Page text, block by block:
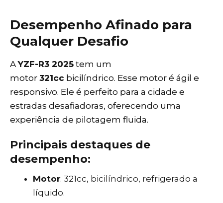
Desempenho Afinado para
Qualquer Desafio
AYZF-R3 2025 tem um
motor 321cc bicilíndrico. Esse motor é ágil e
responsivo. Ele é perfeito para a cidade e
estradas desafiadoras, oferecendo uma
experiência de pilotagem fluida.
Principais destaques de
desempenho:
Motor: 321cc, bicilíndrico, refrigerado a
líquido.